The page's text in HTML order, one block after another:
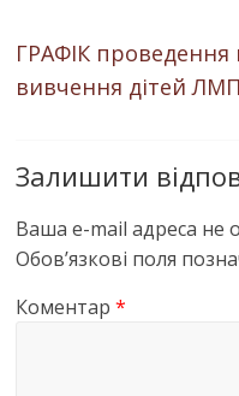
ГРАФІК проведення
вивчення дітей
Залишити
Ваша e-mail адреса не
Обов’язкові поля
Коментар*